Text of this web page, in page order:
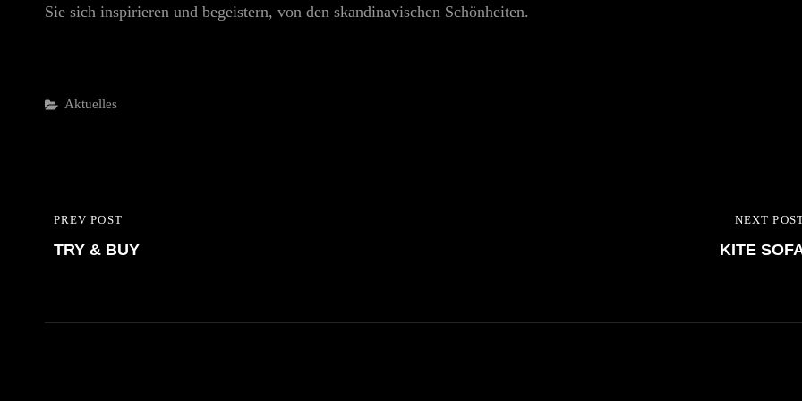
Sie sich inspirieren und begeistern, von den skandinavischen Schönheiten.
Categories
Aktuelles
Beitragsnavigation
PREVIOUS
POST
PREV POST
TRY & BUY
NEXT
KITE